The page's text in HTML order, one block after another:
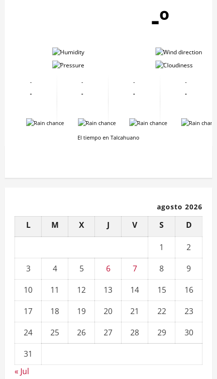
-º
-
-
-
-
-
-
-
-
-
-
-
-
-
-
-
-
El tiempo en Talcahuano
agosto 2026
L M X J V S D
1
2
3
4 5 6 7 8
9
10
11 12 13 14 15
16
17
18 19 20 21 22
23
24
25 26 27 28 29
30
31
« Jul